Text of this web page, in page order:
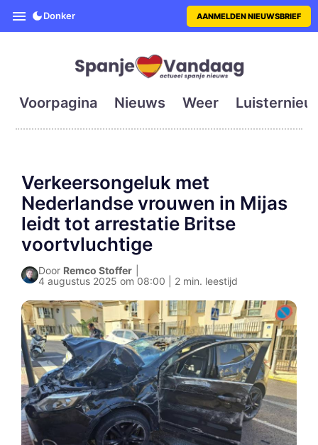
SpanjeVandaag is de eerste
Donker AANMELDEN NIEUWSBRIEF
Voorpagina Nieuws Weer
Verkeersongeluk met
Nederlandse vrouwen in Mijas
leidt tot arrestatie Britse
voortvluchtige
Door Remco Stoffer
4 augustus 2025 om 08:00 | 2 min. leestijd